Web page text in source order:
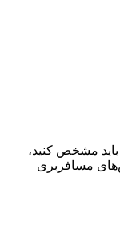
باید مشخص کنید،
مسافربری